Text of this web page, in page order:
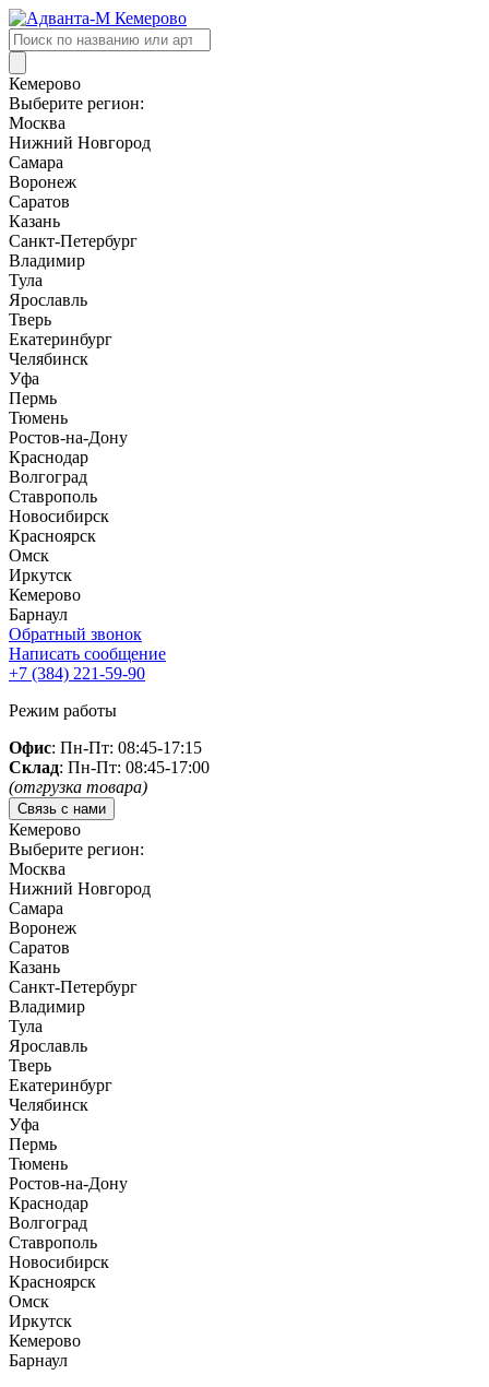
Поиск
товаров
Кемерово
Выберите регион:
Москва
Нижний Новгород
Самара
Воронеж
Саратов
Казань
Санкт-Петербург
Владимир
Тула
Ярославль
Тверь
Екатеринбург
Челябинск
Уфа
Пермь
Тюмень
Ростов-на-Дону
Краснодар
Волгоград
Ставрополь
Новосибирск
Красноярск
Омск
Иркутск
Кемерово
Барнаул
Обратный звонок
Написать сообщение
+7 (384) 221-59-90
Режим работы
Офис: Пн-Пт: 08:45-17:15
Склад: Пн-Пт: 08:45-17:00
(отгрузка товара)
Связь с нами
Кемерово
Выберите регион:
Москва
Нижний Новгород
Самара
Воронеж
Саратов
Казань
Санкт-Петербург
Владимир
Тула
Ярославль
Тверь
Екатеринбург
Челябинск
Уфа
Пермь
Тюмень
Ростов-на-Дону
Краснодар
Волгоград
Ставрополь
Новосибирск
Красноярск
Омск
Иркутск
Кемерово
Барнаул